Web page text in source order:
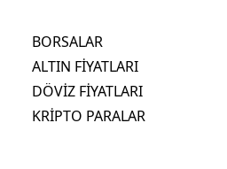
BORSALAR
ALTIN FİYATLARI
DÖVİZ FİYATLARI
KRİPTO PARALAR